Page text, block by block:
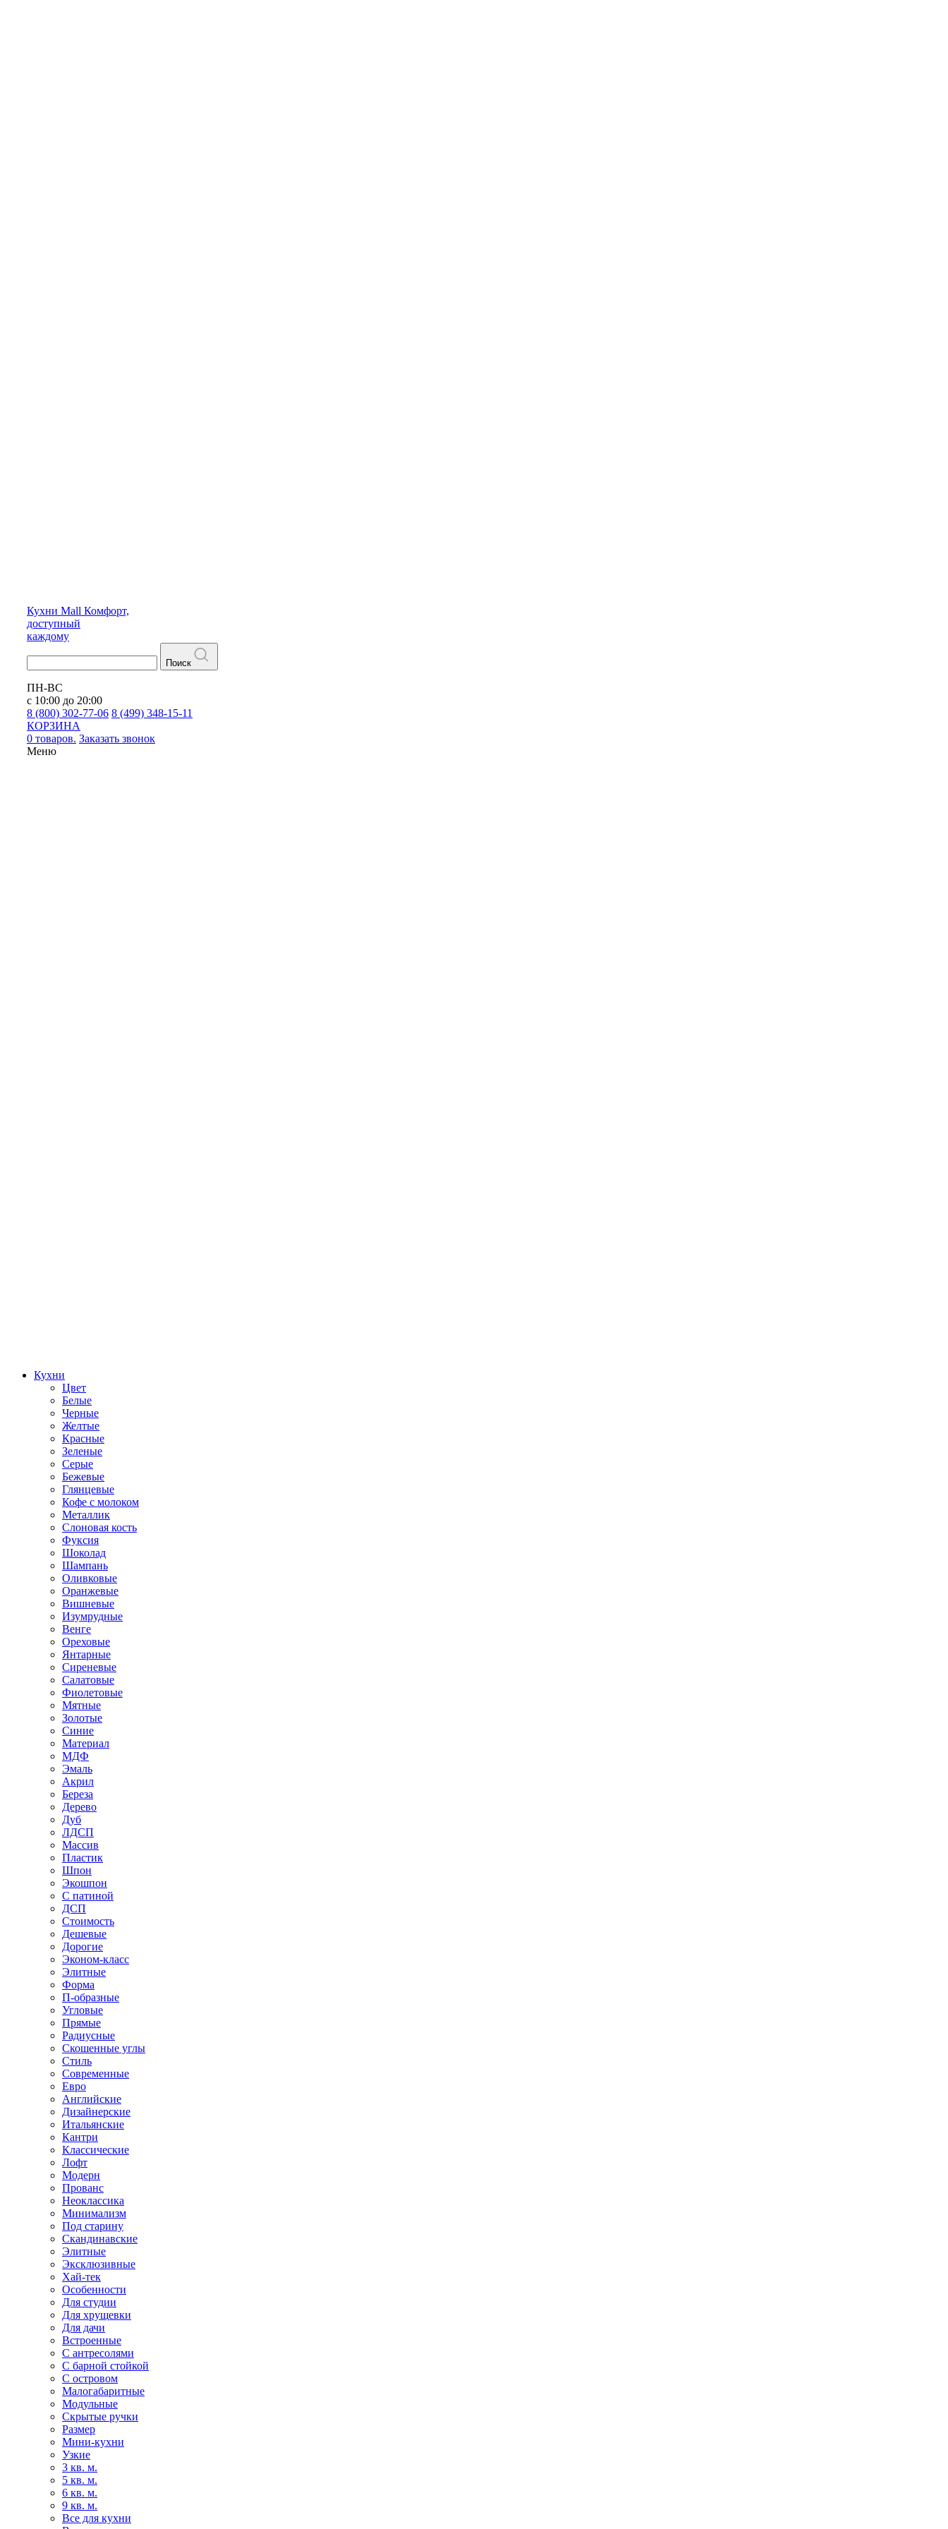
Кухни Mall Комфорт,
доступный
каждому
Поиск
ПН-ВС
с 10:00 до 20:00
8 (800) 302-77-06 8 (499) 348-15-11
КОРЗИНА
0 товаров. Заказать звонок
Меню
Кухни
Цвет
Белые
Черные
Желтые
Красные
Зеленые
Серые
Бежевые
Глянцевые
Кофе с молоком
Металлик
Слоновая кость
Фуксия
Шоколад
Шампань
Оливковые
Оранжевые
Вишневые
Изумрудные
Венге
Ореховые
Янтарные
Сиреневые
Салатовые
Фиолетовые
Мятные
Золотые
Синие
Материал
МДФ
Эмаль
Акрил
Береза
Дерево
Дуб
ЛДСП
Массив
Пластик
Шпон
Экошпон
С патиной
ДСП
Стоимость
Дешевые
Дорогие
Эконом-класс
Элитные
Форма
П-образные
Угловые
Прямые
Радиусные
Скошенные углы
Стиль
Современные
Евро
Английские
Дизайнерские
Итальянские
Кантри
Классические
Лофт
Модерн
Прованс
Неоклассика
Минимализм
Под старину
Скандинавские
Элитные
Эксклюзивные
Хай-тек
Особенности
Для студии
Для хрущевки
Для дачи
Встроенные
С антресолями
С барной стойкой
С островом
Малогабаритные
Модульные
Скрытые ручки
Размер
Мини-кухни
Узкие
3 кв. м.
5 кв. м.
6 кв. м.
9 кв. м.
Все для кухни